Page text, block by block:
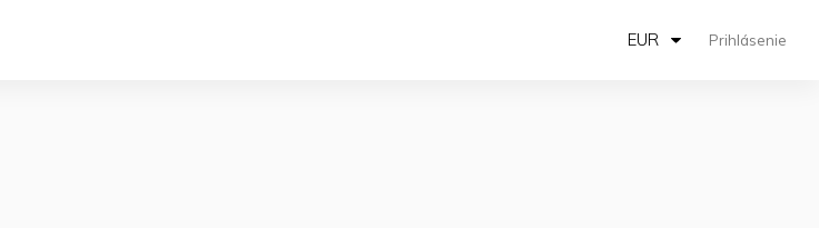
EUR Prihlásenie